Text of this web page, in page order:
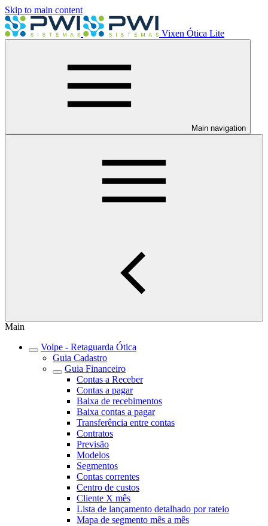
Skip to main content
Vixen Ótica Lite
Main navigation
Main
Volpe - Retaguarda Ótica
Guia Cadastro
Guia Financeiro
Contas a Receber
Contas a pagar
Baixa de recebimentos
Baixa contas a pagar
Transferência entre contas
Contratos
Previsão
Modelos
Segmentos
Contas correntes
Centro de custos
Cliente X mês
Lista de lançamento detalhado por rateio
Mapa de segmento mês a mês